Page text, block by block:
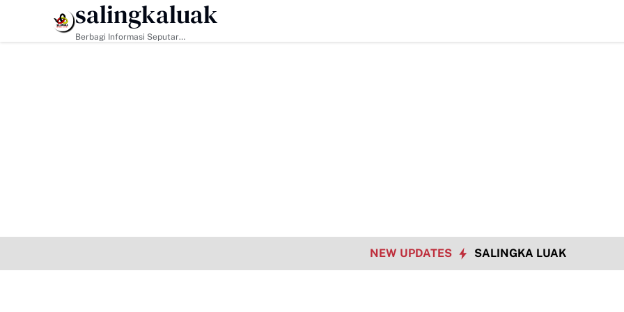
HEADLINE
salingkaluak
Berbagi Informasi Seputar
NEW UPDATES SALINGKA LUAK